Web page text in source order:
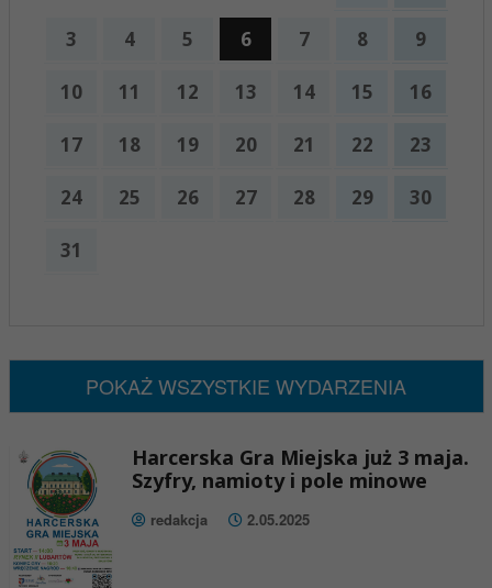
3 4 5 6 7 8 9
10 11 12 13 14 15 16
17 18 19 20 21 22 23
24 25 26 27 28 29 30
31
POKAŻ WSZYSTKIE WYDARZENIA
Harcerska Gra Miejska już 3 maja.
Szyfry, namioty i pole minowe
redakcja 2.05.2025